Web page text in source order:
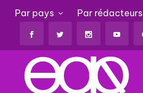
Par pays Par rédacteurs